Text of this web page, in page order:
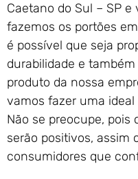
Caetano do Sul – SP
fazemos os portões
é possível que seja
durabilidade e
produto da nossa
vamos fazer uma
Não se preocupe, pois
serão positivos, assim
consumidores que